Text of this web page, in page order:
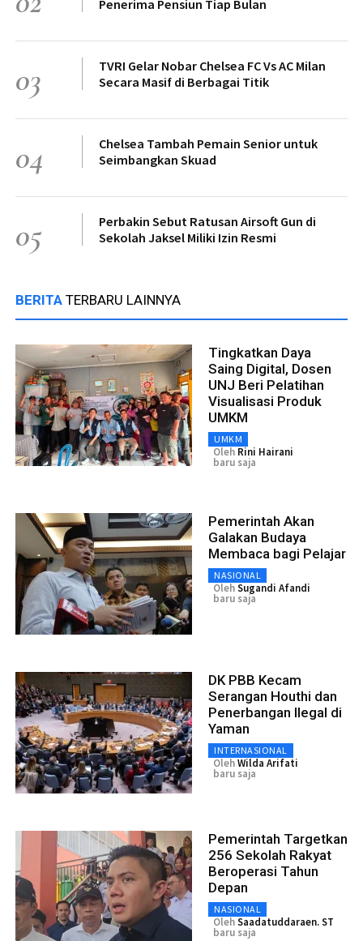
Penerima Pensiun Tiap Bulan
03
TVRI Gelar Nobar Chelsea FC Vs AC Milan
Secara Masif di Berbagai Titik
04
Chelsea Tambah Pemain Senior untuk
Seimbangkan Skuad
05
Perbakin Sebut Ratusan Airsoft Gun di
Sekolah Jaksel Miliki Izin Resmi
BERITA TERBARU LAINNYA
Tingkatkan Daya
Saing Digital, Dosen
UNJ Beri Pelatihan
Visualisasi Produk
UMKM
UMKM
Oleh Rini Hairani
baru saja
Pemerintah Akan
Galakan Budaya
Membaca bagi Pelajar
NASIONAL
OlehSugandi Afandi
baru saja
DK PBB Kecam
Serangan Houthi dan
Penerbangan Ilegal di
Yaman
INTERNASIONAL
OlehWilda Arifati
baru saja
Pemerintah Targetkan
256 Sekolah Rakyat
Beroperasi Tahun
Depan
NASIONAL
OlehSaadatuddaraen. ST
baru saja